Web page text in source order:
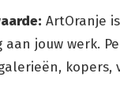
ArtOranje
aan jouw werk.
kopers,